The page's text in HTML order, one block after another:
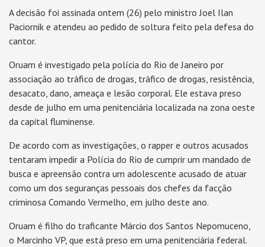
A decisão foi assinada ontem (26) pelo ministro Joel Ilan
Paciornik e atendeu ao pedido de soltura feito pela defesa do
cantor.
Oruam é investigado pela polícia do Rio de Janeiro por
associação ao tráfico de drogas, tráfico de drogas, resistência,
desacato, dano, ameaça e lesão corporal. Ele estava preso
desde de julho em uma penitenciária localizada na zona oeste
da capital fluminense.
De acordo com as investigações, o rapper e outros acusados
tentaram impedir a Polícia do Rio de cumprir um mandado de
busca e apreensão contra um adolescente acusado de atuar
como um dos seguranças pessoais dos chefes da facção
criminosa Comando Vermelho, em julho deste ano.
Oruam é filho do traficante Márcio dos Santos Nepomuceno,
o Marcinho VP, que está preso em uma penitenciária federal.